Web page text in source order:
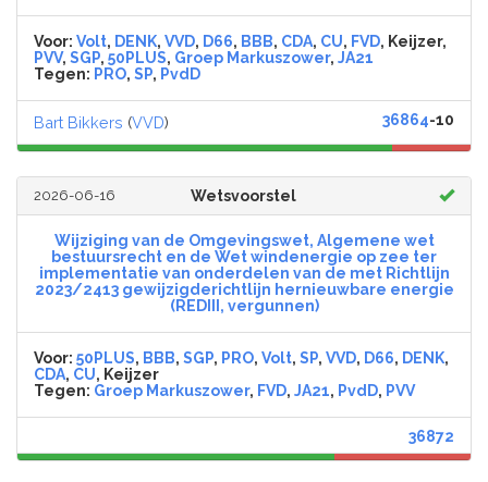
Voor: Volt, DENK, VVD, D66, BBB, CDA, CU, FVD, Keijzer,
PVV, SGP, 50PLUS, Groep Markuszower, JA21
Tegen: PRO, SP, PvdD
Bart Bikkers (VVD) 36864-10
2026-06-16 Wetsvoorstel
Wijziging van de Omgevingswet, Algemene wet
bestuursrecht en de Wet windenergie op zee ter
implementatie van onderdelen van de met Richtlijn
2023/2413 gewijzigderichtlijn hernieuwbare energie
(REDIII, vergunnen)
Voor: 50PLUS, BBB, SGP, PRO, Volt, SP, VVD, D66, DENK,
CDA, CU, Keijzer
Tegen: Groep Markuszower, FVD, JA21, PvdD, PVV
36872